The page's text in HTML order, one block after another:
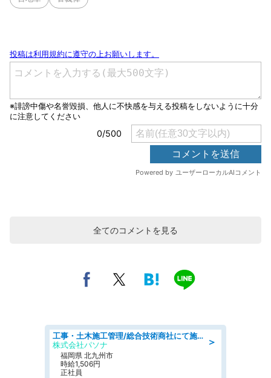
全てのコメントを見る
＞
工事・土木施工管理/総合技術商社にて施工管理のお仕事/即日勤務可/車通勤可/工事・土木施工管理/生産・品質管理
株式会社パソナ
福岡県 北九州市
時給1,506円
正社員